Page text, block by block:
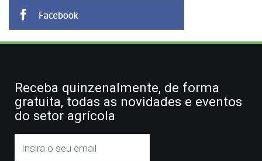
Receba quinzenalmente, de forma
gratuita, todas as novidades e eventos
do setor agrícola